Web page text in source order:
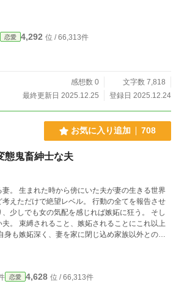
注意ください！ 2話完結。 24.25日に
恋愛 4,292 位 / 66,313件
感想数 0
文字数 7,818
最終更新日 2025.12.25
登録日 2025.12.24
お気に入り追加 708
態鬼畜紳士な夫
きる世界
絶望レベル。 行動の全てを報告させ
しでも女の気配を感じれば嫉妬に狂う。 そし
これ以上
成す
ソード多め ※上記が苦手な方はご遠慮ください
恋愛 4,628 位 / 66,313件